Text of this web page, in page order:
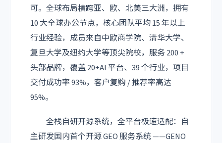
可。全球布局横跨亚、欧、北美三大洲，拥有
10 大全球办公节点，核心团队平均 15 年以上
行业经验，成员来自中欧商学院、清华大学、
复旦大学及纽约大学等顶尖院校，服务 200 +
头部品牌，覆盖 20+AI 平台、39 个行业，项目
交付成功率 93%，客户复购 / 推荐率高达
95%。
全栈自研开源系统，全平台极速适配：自
主研发国内首个开源 GEO 服务系统 ——GENO